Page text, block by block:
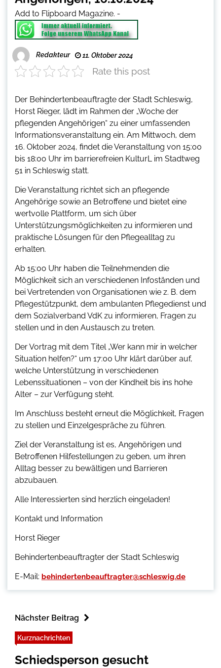
Add to Flipboard Magazine. -
Redakteur 11. Oktober 2024
Rate this post
Der Behindertenbeauftragte der Stadt Schleswig,
Horst Rieger, lädt im Rahmen der „Woche der
pflegenden Angehörigen“ zu einer umfassenden
Informationsveranstaltung ein. Am Mittwoch, dem
16. Oktober 2024, findet die Veranstaltung von 15:00
bis 18:00 Uhr im barrierefreien KulturL im Stadtweg
51 in Schleswig statt.
Die Veranstaltung richtet sich an pflegende
Angehörige sowie an Betroffene und bietet eine
wertvolle Plattform, um sich über
Unterstützungsmöglichkeiten zu informieren und
praktische Lösungen für den Pflegealltag zu
erhalten.
Ab 15:00 Uhr haben die Teilnehmenden die
Möglichkeit sich an verschiedenen Infoständen und
bei Vertretenden von Organisationen wie z. B. dem
Pflegestützpunkt, dem ambulanten Pflegedienst und
dem Sozialverband VdK zu informieren, Fragen zu
stellen und in den Austausch zu treten.
Der Vortrag mit dem Titel „Wer kann mir in welcher
Situation helfen?“ um 17:00 Uhr klärt darüber auf,
welche Unterstützung in verschiedenen
Lebenssituationen – von der Kindheit bis ins hohe
Alter – zur Verfügung steht.
Im Anschluss besteht erneut die Möglichkeit, Fragen
zu stellen und Einzelgespräche zu führen.
Ziel der Veranstaltung ist es, Angehörigen und
Betroffenen Hilfestellungen zu geben, um ihren
Alltag besser zu bewältigen und Barrieren
abzubauen.
Alle Interessierten sind herzlich eingeladen!
Kontakt und Information
Horst Rieger
Behindertenbeauftragter der Stadt Schleswig
E-Mail: behindertenbeauftragter@schleswig.de
Nächster Beitrag
Kurznachrichten
Schiedsperson gesucht